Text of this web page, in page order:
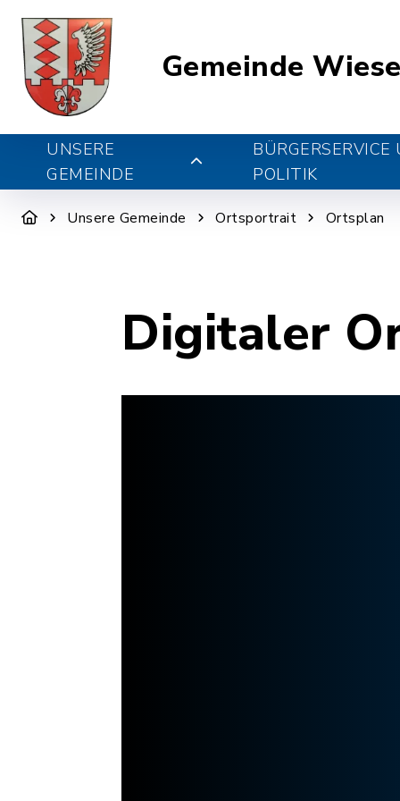
Gemeinde
UNSERE
GEMEINDE
BÜRGERSERVICE
POLITIK
Unsere Gemeinde Ortsportrait Ortsplan
Digitaler